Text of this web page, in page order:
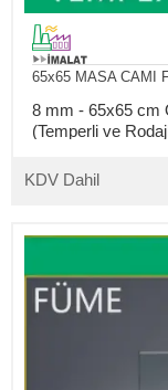
65x65 MASA CAMI
8 mm - 65x65 cm
(Temperli ve
KDV Dahil